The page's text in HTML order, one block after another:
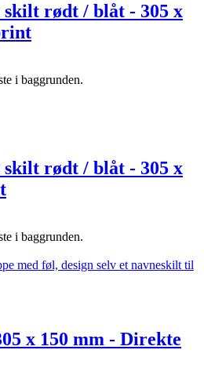
skilt rødt / blåt - 305 x
i baggrunden.
skilt rødt / blåt - 305 x
i baggrunden.
x 150 mm - Direkte